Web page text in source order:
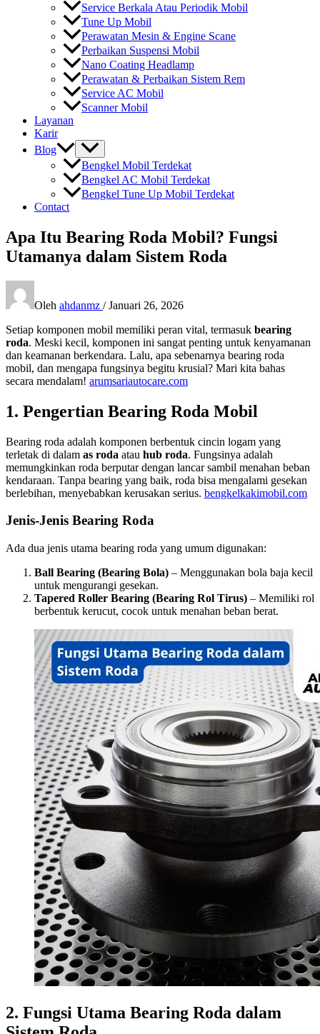
Service Berkala Atau Periodik Mobil
Tune Up Mobil
Perawatan Mesin & Engine Scane
Perbaikan Suspensi Mobil
Nano Coating Headlamp
Perawatan & Perbaikan Sistem Rem
Service AC Mobil
Scanner Mobil
Layanan
Karir
Blog
Bengkel Mobil Terdekat
Bengkel AC Mobil Terdekat
Bengkel Tune Up Mobil Terdekat
Contact
Apa Itu Bearing Roda Mobil? Fungsi
Utamanya dalam Sistem Roda
Oleh ahdanmz /Januari 26, 2026
Setiap komponen mobil memiliki peran vital, termasuk bearing
roda. Meski kecil, komponen ini sangat penting untuk kenyamanan
dan keamanan berkendara. Lalu, apa sebenarnya bearing roda
mobil, dan mengapa fungsinya begitu krusial? Mari kita bahas
secara mendalam! arumsariautocare.com
1. Pengertian Bearing Roda Mobil
Bearing roda adalah komponen berbentuk cincin logam yang
terletak di dalam as roda atau hub roda. Fungsinya adalah
memungkinkan roda berputar dengan lancar sambil menahan beban
kendaraan. Tanpa bearing yang baik, roda bisa mengalami gesekan
berlebihan, menyebabkan kerusakan serius. bengkelkakimobil.com
Jenis-Jenis Bearing Roda
Ada dua jenis utama bearing roda yang umum digunakan:
Ball Bearing (Bearing Bola) – Menggunakan bola baja kecil
untuk mengurangi gesekan.
Tapered Roller Bearing (Bearing Rol Tirus) – Memiliki rol
berbentuk kerucut, cocok untuk menahan beban berat.
2. Fungsi Utama Bearing Roda dalam